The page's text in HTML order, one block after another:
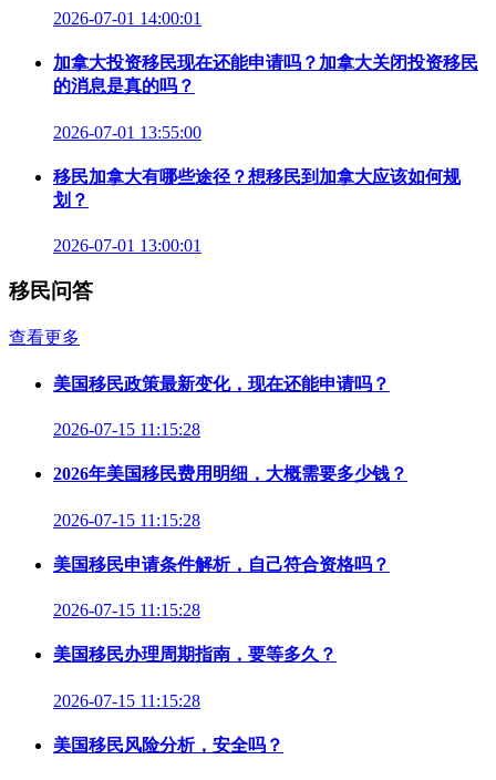
2026-07-01 14:00:01
加拿大投资移民现在还能申请吗？加拿大关闭投资移民
的消息是真的吗？
2026-07-01 13:55:00
移民加拿大有哪些途径？想移民到加拿大应该如何规
划？
2026-07-01 13:00:01
移民问答
查看更多
美国移民政策最新变化，现在还能申请吗？
2026-07-15 11:15:28
2026年美国移民费用明细，大概需要多少钱？
2026-07-15 11:15:28
美国移民申请条件解析，自己符合资格吗？
2026-07-15 11:15:28
美国移民办理周期指南，要等多久？
2026-07-15 11:15:28
美国移民风险分析，安全吗？